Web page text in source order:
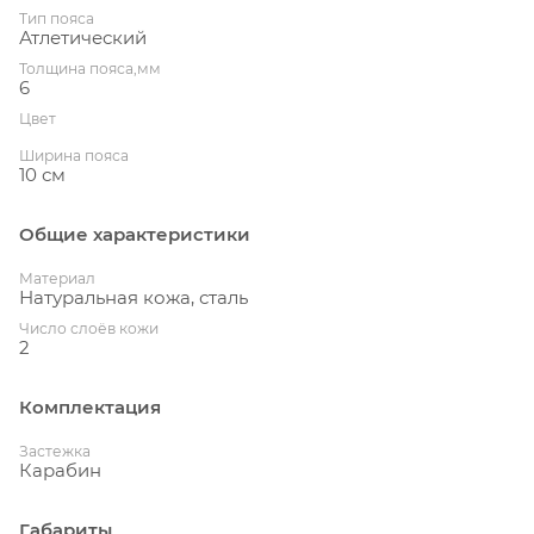
Тип пояса
Атлетический
Толщина пояса,мм
6
Цвет
Ширина пояса
10 см
Общие характеристики
Материал
Натуральная кожа, сталь
Число слоёв кожи
2
Комплектация
Застежка
Карабин
Габариты